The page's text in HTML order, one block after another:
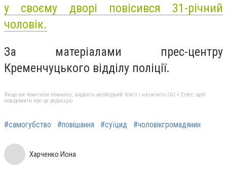
у своєму дворі повісився 31-річний
чоловік.
За матеріалами прес-центру
Кременчуцького відділу поліції.
Якщо ви помітили помилку, виділіть необхідний текст і натисніть Ctrl + Enter, щоб
повідомити про це редакцію
#самогубство #повішання #суїцид #чоловікгромадянин
Харченко Иона